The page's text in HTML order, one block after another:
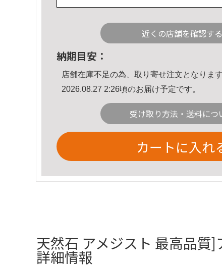
近くの店舗を確認する
納期目安：
店舗在庫不足の為、取り寄せ注文となります
2026.08.27 2:26頃のお届け予定です。
受け取り方法・送料につ
カートに入れ
天然石 アメジスト 最高品質
詳細情報